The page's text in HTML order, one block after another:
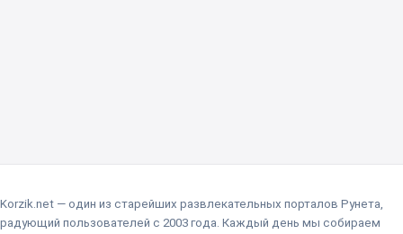
Korzik.net — один из старейших развлекательных порталов Рунета,
радующий пользователей с 2003 года. Каждый день мы собираем